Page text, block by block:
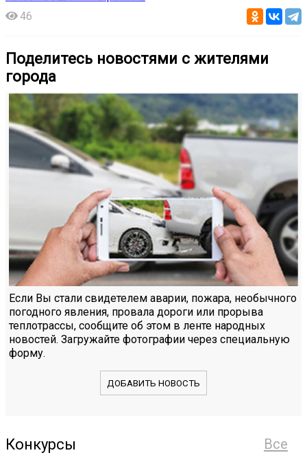
46
Поделитесь новостями с жителями
города
Если Вы стали свидетелем аварии, пожара, необычного
погодного явления, провала дороги или прорыва
теплотрассы, сообщите об этом в ленте народных
новостей. Загружайте фотографии через специальную
форму.
ДОБАВИТЬ НОВОСТЬ
Все
Конкурсы